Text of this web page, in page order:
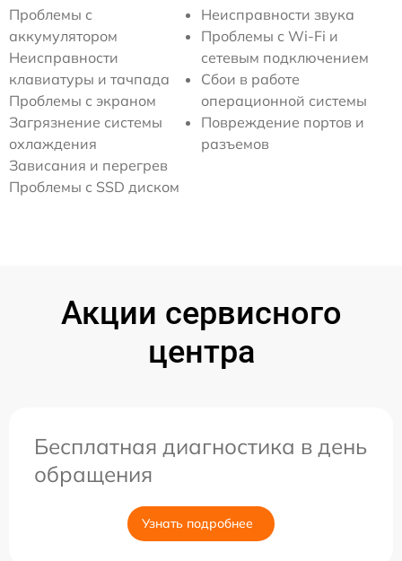
Проблемы с
аккумулятором
Неисправности
клавиатуры и тачпада
Проблемы с экраном
Загрязнение системы
охлаждения
Неисправности звука
Проблемы с Wi-Fi и
сетевым подключением
Сбои в работе
операционной системы
Повреждение портов и
разъемов
Зависания и перегрев
Проблемы с SSD диском
Акции сервисного
центра
Бесплатная диагностика в день
обращения
Узнать подробнее